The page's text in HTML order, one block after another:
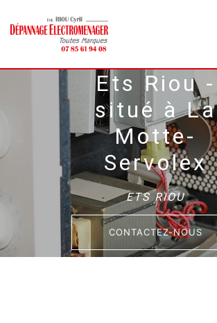
Ets Riou -
situé à La
Motte-
Servolex
ETS RIOU
CONTACTEZ-NOUS